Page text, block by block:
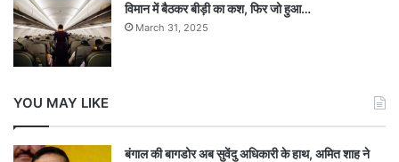
विमान में बैठकर बीड़ी का कश, फिर जो हुआ…
March 31, 2025
YOU MAY LIKE
बंगाल की बागडोर अब सुवेंदु अधिकारी के हाथ, अमित शाह ने